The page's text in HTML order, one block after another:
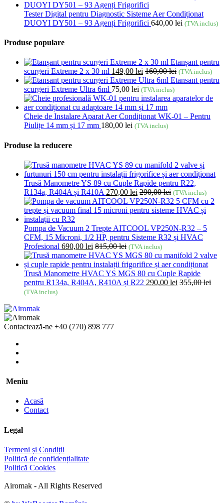
Tester Digital pentru Diagnostic Sisteme Aer Condiționat
DUOYI DY501 – 93 Agenți Frigorifici 640,00 lei (TVA inclus)
Produse populare
Etanșant pentru
scurgeri Extreme 2 x 30 ml 149,00 lei 160,00lei (TVA inclus)
Etansant pentru
scurgeri Extreme Ultra 6ml 75,00 lei (TVA inclus)
Cheie de Instalare Aparat Aer Condiționat WK-01 – Pentru
Piulițe 14 mm și 17 mm 180,00 lei (TVA inclus)
Produse la reducere
Trusă Manometre YS 89 cu Cuple Rapide pentru R22,
R134a, R404A și R410A 270,00 lei 290,00lei (TVA inclus)
Pompa de Vacuum 2 Trepte AITCOOL VP250N-R32 – 5
CFM, 15 Microni, 1/2 HP, pentru Sisteme R32 și HVAC
Profesional 690,00 lei 815,00lei (TVA inclus)
Trusă Manometre HVAC YS MGS 80 cu Cuple Rapide
pentru R134a, R404A, R410A și R22 290,00 lei 355,00lei
(TVA inclus)
Contactează-ne +40 (770) 898 777
Meniu
Acasă
Contact
Legal
Termeni și Condiții
Politică de confidențialitate
Politică Cookies
Airomak - All Rights Reserved